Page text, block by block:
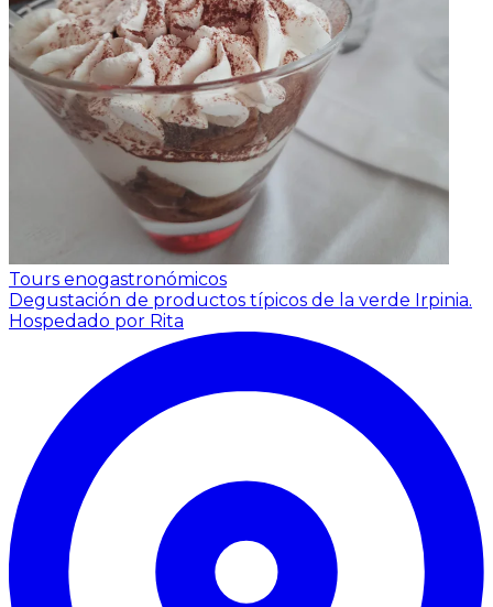
Tours enogastronómicos
Degustación de productos típicos de la verde Irpinia.
Hospedado por Rita